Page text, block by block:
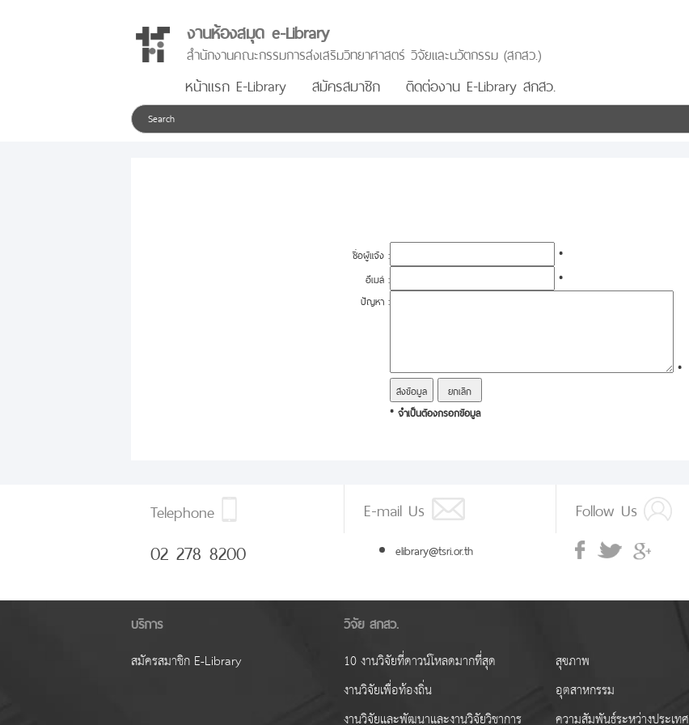
งานห้องสมุด e-Library
สำนักงานคณะกรรมการส่งเสริมวิทยาศาสตร์ วิจัยและนวัตกรรม (สกสว.)
หน้าแรก E-Library สมัครสมาชิก ติดต่องาน E-Library สกสว.
ชื่อผู้แจ้ง :
*
อีเมล์ :
*
ปัญหา :
*
* จำเป็นต้องกรอกข้อมูล
Telephone
02 278 8200
E-mail Us
elibrary@tsri.or.th
Follow Us
บริการ
สมัครสมาชิก E-Library
วิจัย สกสว.
10 งานวิจัยที่ดาวน์โหลดมากที่สุด
งานวิจัยเพื่อท้องถิ่น
งานวิจัยและพัฒนาและงานวิจัยวิชาการ
สุขภาพ
อุตสาหกรรม
ความสัมพันธ์ระหว่างประเทศ